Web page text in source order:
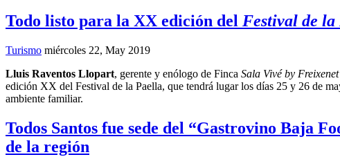
Todo listo para la XX edición del Festival de la
Turismo miércoles 22, May 2019
Lluis Raventos Llopart, gerente y enólogo de Finca Sala Vivé by Freixenet
edición XX del Festival de la Paella, que tendrá lugar los días 25 y 26 de
ambiente familiar.
Todos Santos fue sede del “Gastrovino Baja
de la región